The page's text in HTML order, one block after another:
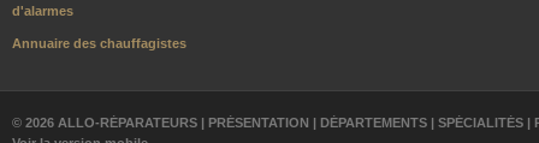
d'alarmes
Annuaire des chauffagistes
© 2026 ALLO-RÉPARATEURS | PRÉSENTATION | DÉPARTEMENTS | SPÉCIALITÉS |